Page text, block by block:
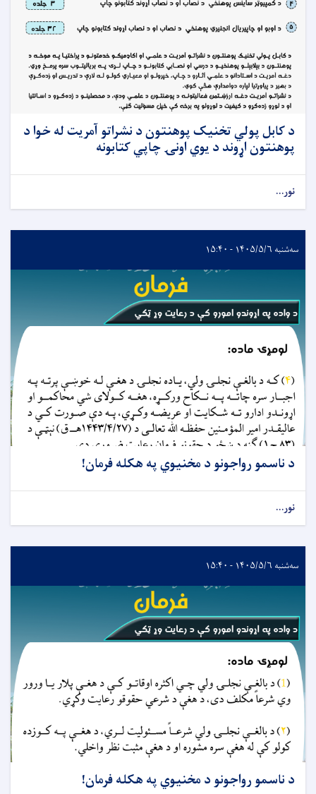
د کابل پولي تخنیک پوهنتون د نشراتو آمریت له خوا د
پوهنتون اړوند د یوي اونۍ چاپي کتابونه
نور...
سه‌شنبه ۱۴۰۵/۵/۶ - ۱۵:۴۰
د ناسمو رواجونو د مخنیوي په هکله فرمان!
نور...
سه‌شنبه ۱۴۰۵/۵/۶ - ۱۵:۴۰
د ناسمو رواجونو د مخنیوي په هکله فرمان!